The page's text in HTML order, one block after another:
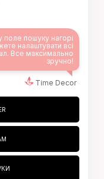
поле пошуку нагорі
налаштувати всі
Все максимально
зручно!
Time Decor